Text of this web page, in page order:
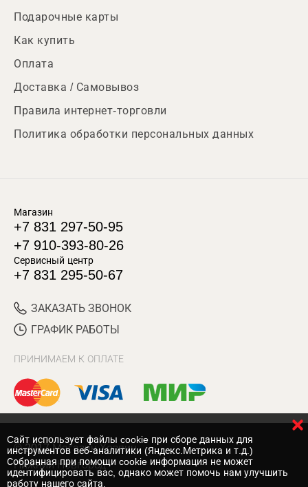
Подарочные карты
Как купить
Оплата
Доставка / Самовывоз
Правила интернет-торговли
Политика обработки персональных данных
Магазин
+7 831 297-50-95
+7 910-393-80-26
Сервисный центр
+7 831 295-50-67
ЗАКАЗАТЬ ЗВОНОК
ГРАФИК РАБОТЫ
ПРИНИМАЕМ К ОПЛАТЕ
© 2017 Магазин Хозяин
Нижний Новгород
Cайт использует файлы cookie при сборе данных для
инструментов веб-аналитики (Яндекс.Метрика и т.д.)
Собранная при помощи cookie информация не может
идентифицировать вас, однако может помочь нам улучшить
работу нашего сайта.